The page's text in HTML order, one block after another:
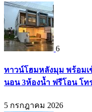
6
ทาวน์โฮมหลังมุม พร้อมเ
นอน 3ห้องน้ำ ฟรีโอน โทร
5 กรกฎาคม 2026